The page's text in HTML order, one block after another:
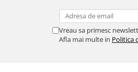
Vreau sa primesc
Afla mai multe in Politica